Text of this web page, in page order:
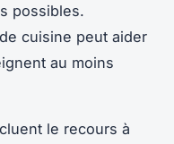
possibles.
cuisine peut aider
au moins
le recours à